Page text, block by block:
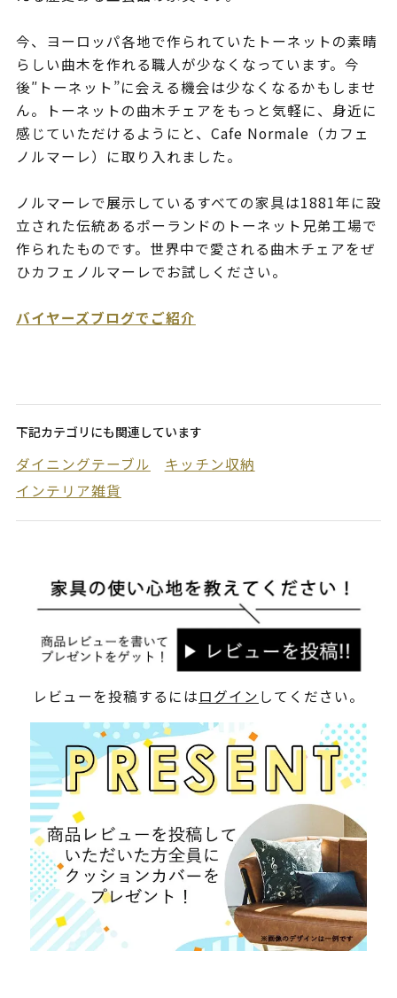
今、ヨーロッパ各地で作られていたトーネットの素晴
らしい曲木を作れる職人が少なくなっています。今
後″トーネット”に会える機会は少なくなるかもしませ
ん。トーネットの曲木チェアをもっと気軽に、身近に
感じていただけるようにと、Cafe Normale（カフェ
ノルマーレ）に取り入れました。
ノルマーレで展示しているすべての家具は1881年に設
立された伝統あるポーランドのトーネット兄弟工場で
作られたものです。世界中で愛される曲木チェアをぜ
ひカフェノルマーレでお試しください。
バイヤーズブログでご紹介
下記カテゴリにも関連しています
ダイニングテーブル
キッチン収納
インテリア雑貨
レビューを投稿するにはログイン してください。